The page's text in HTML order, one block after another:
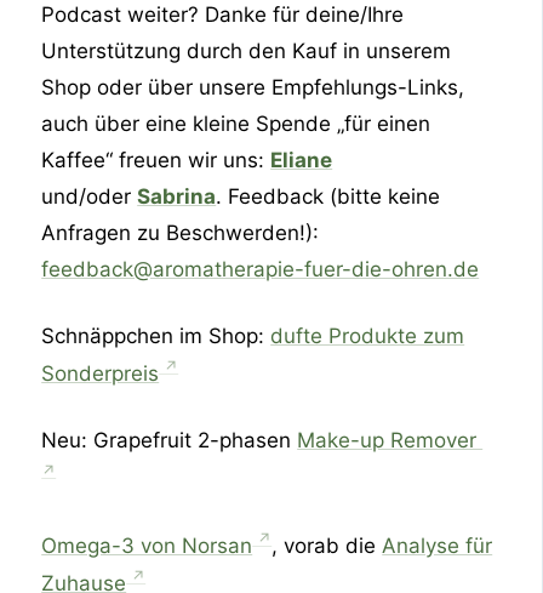
Podcast weiter? Danke für deine/Ihre
Unterstützung durch den Kauf in unserem
Shop oder über unsere Empfehlungs-Links,
auch über eine kleine Spende „für einen
Kaffee“ freuen wir uns: Eliane
und/oderSabrina. Feedback (bitte keine
Anfragen zu Beschwerden!):
feedback@aromatherapie-fuer-die-ohren.de
Schnäppchen im Shop: dufte Produkte zum
Sonderpreis
Neu: Grapefruit 2-phasen Make-up Remover
Omega-3 von Norsan , vorab dieAnalyse für
Zuhause